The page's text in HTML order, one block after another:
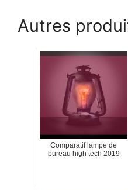
Autres
Comparatif lampe de
bureau high tech 2019